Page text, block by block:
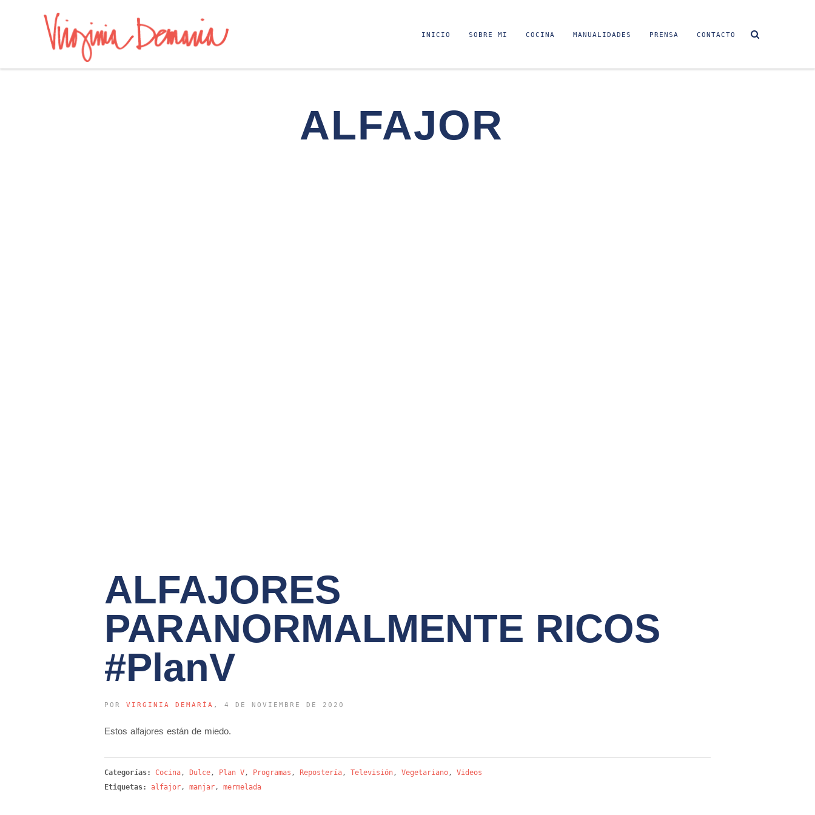
INICIO SOBRE MI COCINA MANUALIDADES PRENSA CONTACTO
ALFAJOR
ALFAJORES
PARANORMALMENTE RICOS
#PlanV
POR VIRGINIA DEMARÍA , 4 DE NOVIEMBRE DE 2020
Estos alfajores están de miedo.
Categorías: Cocina , Dulce , Plan V , Programas , Repostería , Televisión , Vegetariano , Videos
Etiquetas:
alfajor , manjar , mermelada